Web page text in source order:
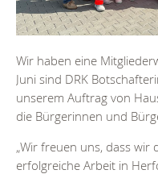
Wir haben eine
Juni sind DRK
unserem Auftrag von
die Bürgerinnen und
„Wir freuen uns, dass
erfolgreiche Arbeit in